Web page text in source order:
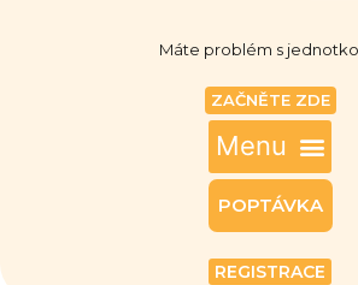
Máte problém s
ZAČNĚTE ZDE
POPTÁVKA
REGISTRACE